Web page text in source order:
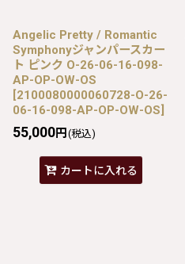
Angelic Pretty / Romantic
Symphonyジャンパースカー
ト ピンク O-26-06-16-098-
AP-OP-OW-OS
[2100080000060728-O-26-
06-16-098-AP-OP-OW-OS]
55,000円 (税込)
カートに入れる